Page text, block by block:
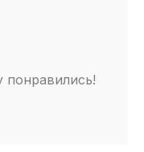
понравились!